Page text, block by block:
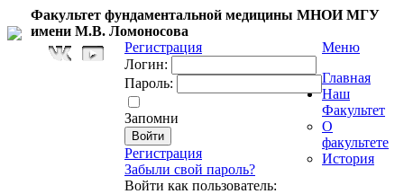
Факультет фундаментальной медицины МНОИ МГУ
имени М.В. Ломоносова
Регистрация
Логин:
Пароль:
Запомни
Регистрация
Забыли свой пароль?
Войти как пользователь:
Меню
Главная
Наш
Факультет
О
факультете
История